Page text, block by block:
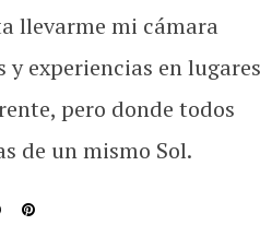
llevarme mi cámara
experiencias en lugares
pero donde todos
de un mismo Sol.